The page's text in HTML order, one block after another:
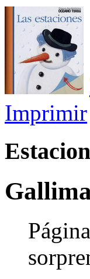
Imprimir